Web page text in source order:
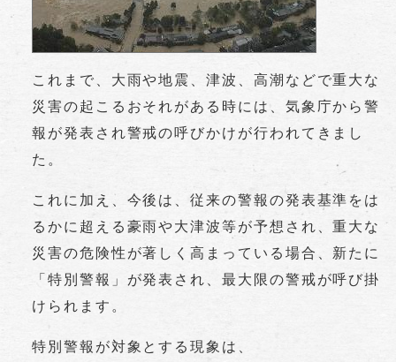
これまで、大雨や地震、津波、高潮などで重大な
災害の起こるおそれがある時には、気象庁から警
報が発表され警戒の呼びかけが行われてきまし
た。
これに加え、今後は、従来の警報の発表基準をは
るかに超える豪雨や大津波等が予想され、重大な
災害の危険性が著しく高まっている場合、新たに
「特別警報」が発表され、最大限の警戒が呼び掛
けられます。
特別警報が対象とする現象は、